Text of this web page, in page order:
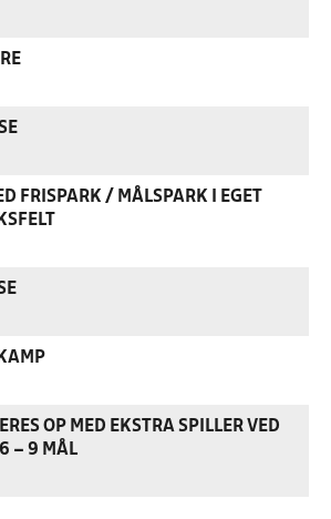
FRISPARK / MÅLSPARK I EGET
OP MED EKSTRA SPILLER VED
– 9 MÅL